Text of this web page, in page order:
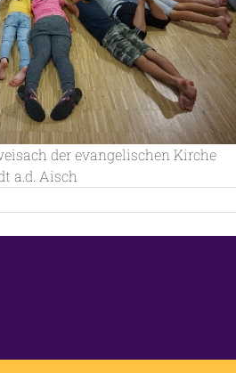
der evangelischen Kirche
a.d. Aisch